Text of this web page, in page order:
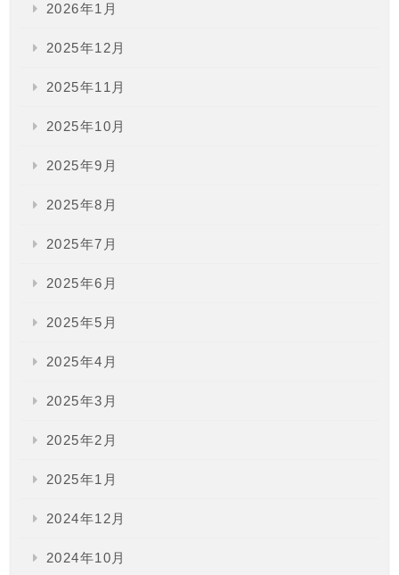
2026年1月
2025年12月
2025年11月
2025年10月
2025年9月
2025年8月
2025年7月
2025年6月
2025年5月
2025年4月
2025年3月
2025年2月
2025年1月
2024年12月
2024年10月